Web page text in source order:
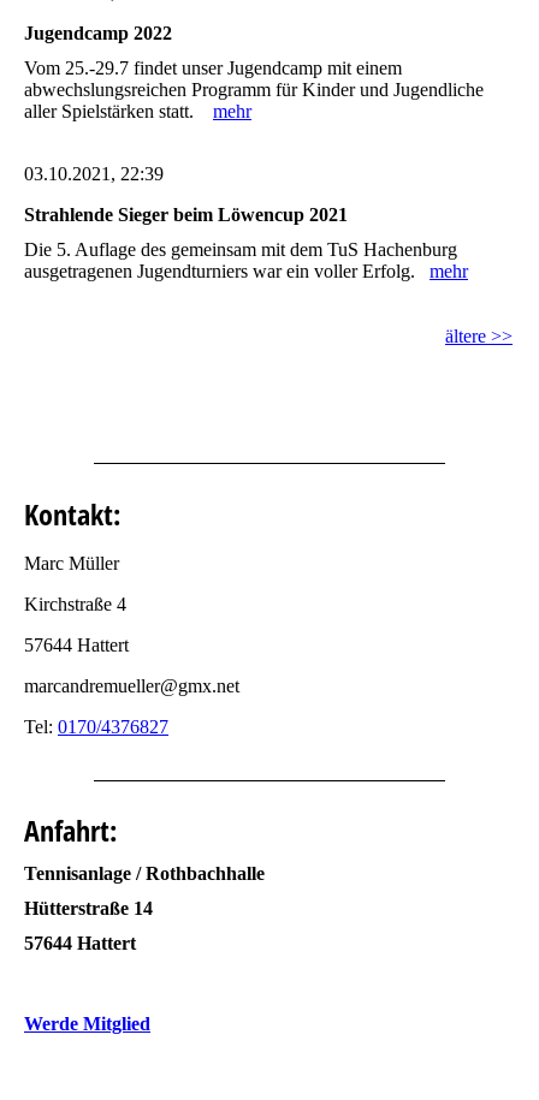
Jugendcamp 2022
Vom 25.-29.7 findet unser Jugendcamp mit einem
abwechslungsreichen Programm für Kinder und Jugendliche
aller Spielstärken statt. mehr
03.10.2021, 22:39
Strahlende Sieger beim Löwencup 2021
Die 5. Auflage des gemeinsam mit dem TuS Hachenburg
ausgetragenen Jugendturniers war ein voller Erfolg. mehr
ältere >>
Kontakt:
Marc Müller
Kirchstraße 4
57644 Hattert
marcandremueller@gmx.net
Tel: 0170/4376827
Anfahrt:
Tennisanlage / Rothbachhalle
Hütterstraße 14
57644 Hattert
Werde Mitglied